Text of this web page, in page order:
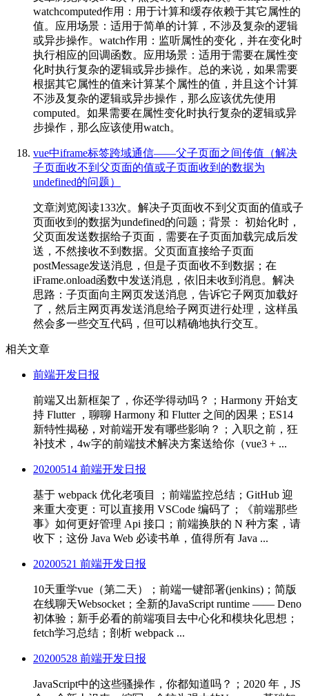
watchcomputed作用：用于计算和缓存依赖于其它属性的
值。应用场景：适用于简单的计算，不涉及复杂的逻辑
或异步操作。watch作用：监听属性的变化，并在变化时
执行相应的回调函数。应用场景：适用于需要在属性变
化时执行复杂的逻辑或异步操作。总的来说，如果需要
根据其它属性的值来计算某个属性的值，并且这个计算
不涉及复杂的逻辑或异步操作，那么应该优先使用
computed。如果需要在属性变化时执行复杂的逻辑或异
步操作，那么应该使用watch。
vue中iframe标签跨域通信——父子页面之间传值（解决
子页面收不到父页面的值或子页面收到的数据为
undefined的问题）
文章浏览阅读133次。解决子页面收不到父页面的值或子
页面收到的数据为undefined的问题；背景： 初始化时，
父页面发送数据给子页面，需要在子页面加载完成后发
送，不然接收不到数据。父页面直接给子页面
postMessage发送消息，但是子页面收不到数据；在
iFrame.onload函数中发送消息，依旧未收到消息。解决
思路：子页面向主网页发送消息，告诉它子网页加载好
了，然后主网页再发送消息给子网页进行处理，这样虽
然会多一些交互代码，但可以精确地执行交互。
相关文章
前端开发日报
前端又出新框架了，你还学得动吗？；Harmony 开始支
持 Flutter ，聊聊 Harmony 和 Flutter 之间的因果；ES14
新特性揭秘，对前端开发有哪些影响？；入职之前，狂
补技术，4w字的前端技术解决方案送给你（vue3 + ...
20200514 前端开发日报
基于 webpack 优化老项目 ；前端监控总结；GitHub 迎
来重大变更：可以直接用 VSCode 编码了；《前端那些
事》如何更好管理 Api 接口；前端换肤的 N 种方案，请
收下；这份 Java Web 必读书单，值得所有 Java ...
20200521 前端开发日报
10天重学vue（第二天）；前端一键部署(jenkins)；简版
在线聊天Websocket；全新的JavaScript runtime —— Deno
初体验；新手必看的前端项目去中心化和模块化思想；
fetch学习总结；剖析 webpack ...
20200528 前端开发日报
JavaScript中的这些骚操作，你都知道吗？；2020 年，JS